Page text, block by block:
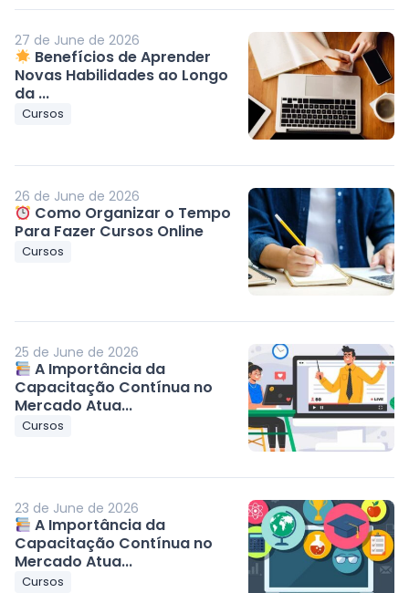
27 de June de 2026
Benefícios de Aprender
Novas Habilidades ao Longo
da ...
Cursos
26 de June de 2026
Como Organizar o Tempo
Para Fazer Cursos Online
Cursos
25 de June de 2026
A Importância da
Capacitação Contínua no
Mercado Atua...
Cursos
23 de June de 2026
A Importância da
Capacitação Contínua no
Mercado Atua...
Cursos